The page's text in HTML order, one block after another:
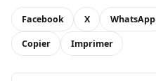
Facebook X WhatsApp
Copier Imprimer